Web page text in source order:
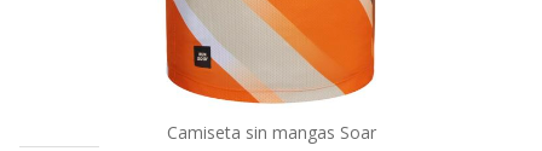
Camiseta sin mangas Soar